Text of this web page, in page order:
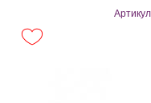
Артикул